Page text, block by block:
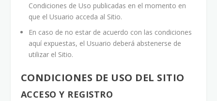
Condiciones de Uso publicadas en el momento en
que el Usuario acceda al Sitio.
En caso de no estar de acuerdo con las condiciones
aquí expuestas, el Usuario deberá abstenerse de
utilizar el Sitio.
CONDICIONES DE USO DEL SITIO
ACCESO Y REGISTRO